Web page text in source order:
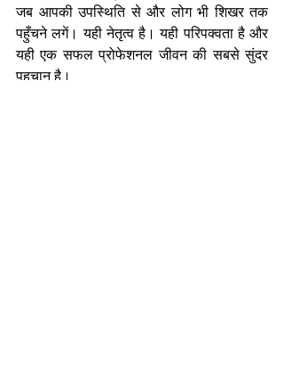
जब आपकी उपस्थिति से और लोग भी शिखर तक
पहुँचने लगें। यही नेतृत्व है। यही परिपक्वता है और
यही एक सफल प्रोफेशनल जीवन की सबसे सुंदर
पहचान है।